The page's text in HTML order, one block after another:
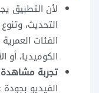
لأن التطبيق
التحديث،
الفئات
الكوميديا، أو
تجربة
الفيديو